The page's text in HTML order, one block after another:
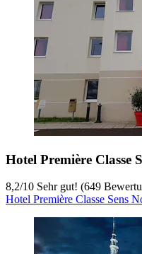
Hotel Première Classe
8,2/10 Sehr gut! (649
Hotel Première Classe Sens